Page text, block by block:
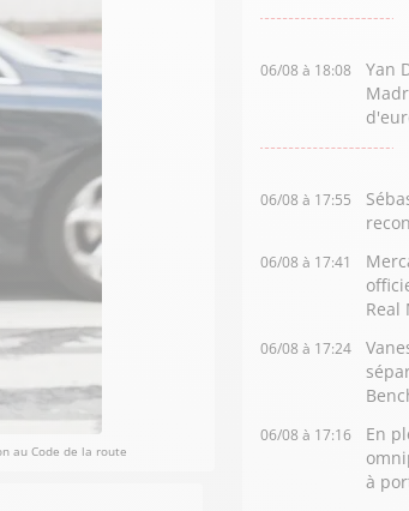
au Code de la route
06/08 à 18:08
Yan
06/08 à 17:55
06/08 à 17:41
Real
06/08 à 17:24
06/08 à 17:16
En
à